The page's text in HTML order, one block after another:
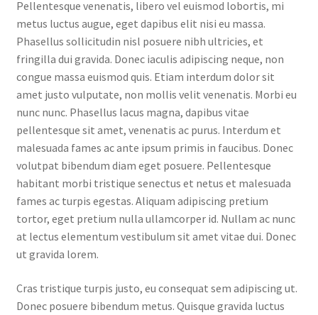
Pellentesque venenatis, libero vel euismod lobortis, mi
metus luctus augue, eget dapibus elit nisi eu massa.
Phasellus sollicitudin nisl posuere nibh ultricies, et
fringilla dui gravida. Donec iaculis adipiscing neque, non
congue massa euismod quis. Etiam interdum dolor sit
amet justo vulputate, non mollis velit venenatis. Morbi eu
nunc nunc. Phasellus lacus magna, dapibus vitae
pellentesque sit amet, venenatis ac purus. Interdum et
malesuada fames ac ante ipsum primis in faucibus. Donec
volutpat bibendum diam eget posuere. Pellentesque
habitant morbi tristique senectus et netus et malesuada
fames ac turpis egestas. Aliquam adipiscing pretium
tortor, eget pretium nulla ullamcorper id. Nullam ac nunc
at lectus elementum vestibulum sit amet vitae dui. Donec
ut gravida lorem.
Cras tristique turpis justo, eu consequat sem adipiscing ut.
Donec posuere bibendum metus. Quisque gravida luctus